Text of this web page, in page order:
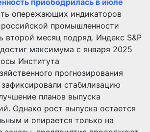
опережающих индикаторов
промышленности
второй месяц подряд. Индекс S&P
максимума с января 2025
Института
прогнозирования
стабилизацию
планов выпуска
Однако рост выпуска остается
и опирается только на